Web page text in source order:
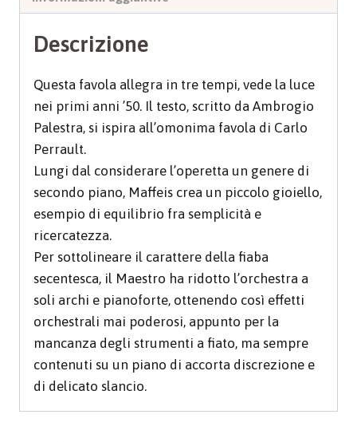
stivali
Partitura
quantità
Descrizione
Questa favola allegra in tre tempi, vede la luce
nei primi anni ’50. Il testo, scritto da Ambrogio
Palestra, si ispira all’omonima favola di Carlo
Perrault.
Lungi dal considerare l’operetta un genere di
secondo piano, Maffeis crea un piccolo gioiello,
esempio di equilibrio fra semplicità e
ricercatezza.
Per sottolineare il carattere della fiaba
secentesca, il Maestro ha ridotto l’orchestra a
soli archi e pianoforte, ottenendo così effetti
orchestrali mai poderosi, appunto per la
mancanza degli strumenti a fiato, ma sempre
contenuti su un piano di accorta discrezione e
di delicato slancio.